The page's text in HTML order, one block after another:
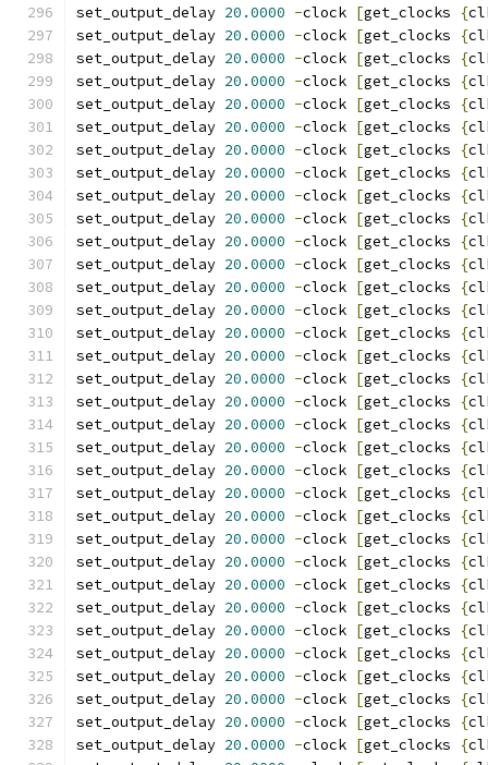
set_output_delay 20.0000 -clock [get_clocks {
set_output_delay 20.0000 -clock [get_clocks {
set_output_delay 20.0000 -clock [get_clocks {
set_output_delay 20.0000 -clock [get_clocks {
set_output_delay 20.0000 -clock [get_clocks {
set_output_delay 20.0000 -clock [get_clocks {
set_output_delay 20.0000 -clock [get_clocks {
set_output_delay 20.0000 -clock [get_clocks {
set_output_delay 20.0000 -clock [get_clocks {
set_output_delay 20.0000 -clock [get_clocks {
set_output_delay 20.0000 -clock [get_clocks {
set_output_delay 20.0000 -clock [get_clocks {
set_output_delay 20.0000 -clock [get_clocks {
set_output_delay 20.0000 -clock [get_clocks {
set_output_delay 20.0000 -clock [get_clocks {
set_output_delay 20.0000 -clock [get_clocks {
set_output_delay 20.0000 -clock [get_clocks {
set_output_delay 20.0000 -clock [get_clocks {
set_output_delay 20.0000 -clock [get_clocks {
set_output_delay 20.0000 -clock [get_clocks {
set_output_delay 20.0000 -clock [get_clocks {
set_output_delay 20.0000 -clock [get_clocks {
set_output_delay 20.0000 -clock [get_clocks {
set_output_delay 20.0000 -clock [get_clocks {
set_output_delay 20.0000 -clock [get_clocks {
set_output_delay 20.0000 -clock [get_clocks {
set_output_delay 20.0000 -clock [get_clocks {
set_output_delay 20.0000 -clock [get_clocks {
set_output_delay 20.0000 -clock [get_clocks {
set_output_delay 20.0000 -clock [get_clocks {
set_output_delay 20.0000 -clock [get_clocks {
set_output_delay 20.0000 -clock [get_clocks {
set_output_delay 20.0000 -clock [get_clocks {